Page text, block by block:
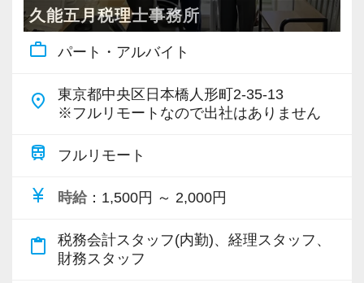
・全国14拠点で事業展開
・従業員240名以上に拡大
・会計・税務・財務・労務まで対応
・書籍購入費／研修費は全額会社負担
・資格取得を目指す社員が多数
＜募集の背景＞
・事業拡大に伴う増員募集
久能五月税理士事務所
work_outline パート・アルバイト
place
東京都中央区日本橋人形町2-35-13
※フルリモートなので出社はありません
train フルリモート
currency_yen 時給 ：1,500円 ～ 2,000円
content_paste
税務会計スタッフ(内勤)、経理スタッフ、
財務スタッフ